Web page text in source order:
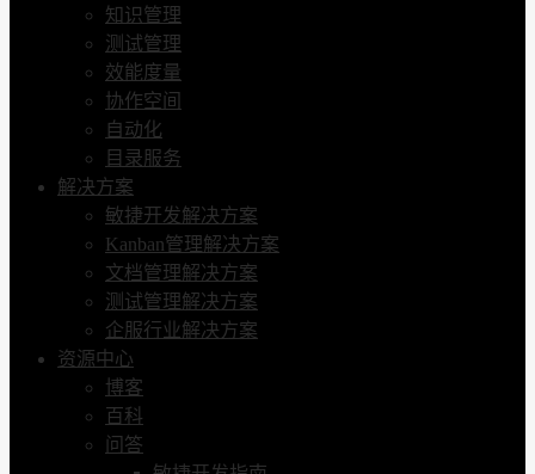
知识管理
测试管理
效能度量
协作空间
自动化
目录服务
解决方案
敏捷开发解决方案
Kanban管理解决方案
文档管理解决方案
测试管理解决方案
企服行业解决方案
资源中心
博客
百科
问答